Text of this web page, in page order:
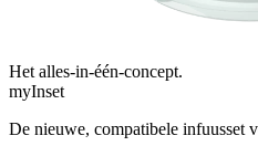
Het alles-in-één-concept.
myInset
De nieuwe, compatibele infuusset